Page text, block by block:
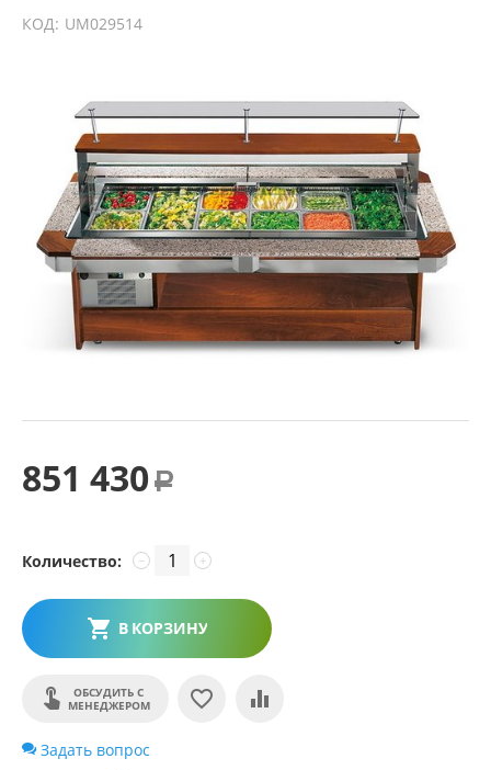
КОД: UM029514
851 430 Р
Количество: +
−
В КОРЗИНУ
ОБСУДИТЬ С
МЕНЕДЖЕРОМ
Задать вопрос